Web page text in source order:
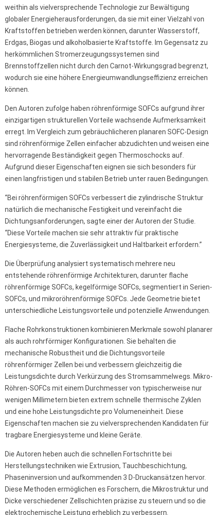
weithin als vielversprechende Technologie zur Bewältigung
globaler Energieherausforderungen, da sie mit einer Vielzahl von
Kraftstoffen betrieben werden können, darunter Wasserstoff,
Erdgas, Biogas und alkoholbasierte Kraftstoffe. Im Gegensatz zu
herkömmlichen Stromerzeugungssystemen sind
Brennstoffzellen nicht durch den Carnot-Wirkungsgrad begrenzt,
wodurch sie eine höhere Energieumwandlungseffizienz erreichen
können.
Den Autoren zufolge haben röhrenförmige SOFCs aufgrund ihrer
einzigartigen strukturellen Vorteile wachsende Aufmerksamkeit
erregt. Im Vergleich zum gebräuchlicheren planaren SOFC-Design
sind röhrenförmige Zellen einfacher abzudichten und weisen eine
hervorragende Beständigkeit gegen Thermoschocks auf.
Aufgrund dieser Eigenschaften eignen sie sich besonders für
einen langfristigen und stabilen Betrieb unter rauen Bedingungen.
“Bei röhrenförmigen SOFCs verbessert die zylindrische Struktur
natürlich die mechanische Festigkeit und vereinfacht die
Dichtungsanforderungen, sagte einer der Autoren der Studie.
“Diese Vorteile machen sie sehr attraktiv für praktische
Energiesysteme, die Zuverlässigkeit und Haltbarkeit erfordern.”
Die Überprüfung analysiert systematisch mehrere neu
entstehende röhrenförmige Architekturen, darunter flache
röhrenförmige SOFCs, kegelförmige SOFCs, segmentiert in Serien-
SOFCs, und mikroröhrenförmige SOFCs. Jede Geometrie bietet
unterschiedliche Leistungsvorteile und potenzielle Anwendungen.
Flache Rohrkonstruktionen kombinieren Merkmale sowohl planarer
als auch rohrförmiger Konfigurationen. Sie behalten die
mechanische Robustheit und die Dichtungsvorteile
röhrenförmiger Zellen bei und verbessern gleichzeitig die
Leistungsdichte durch Verkürzung des Stromsammelwegs. Mikro-
Röhren-SOFCs mit einem Durchmesser von typischerweise nur
wenigen Millimetern bieten extrem schnelle thermische Zyklen
und eine hohe Leistungsdichte pro Volumeneinheit. Diese
Eigenschaften machen sie zu vielversprechenden Kandidaten für
tragbare Energiesysteme und kleine Geräte.
Die Autoren heben auch die schnellen Fortschritte bei
Herstellungstechniken wie Extrusion, Tauchbeschichtung,
Phaseninversion und aufkommenden 3 D-Druckansätzen hervor.
Diese Methoden ermöglichen es Forschern, die Mikrostruktur und
Dicke verschiedener Zellschichten präzise zu steuern und so die
elektrochemische Leistung erheblich zu verbessern.